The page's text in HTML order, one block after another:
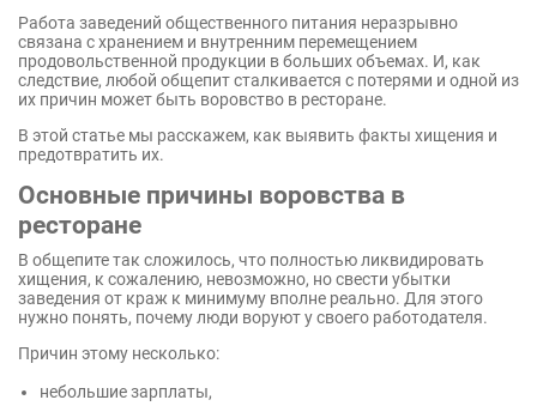
Работа заведений общественного питания неразрывно
связана с хранением и внутренним перемещением
продовольственной продукции в больших объемах. И, как
следствие, любой общепит сталкивается с потерями и одной из
их причин может быть воровство в ресторане.
В этой статье мы расскажем, как выявить факты хищения и
предотвратить их.
Основные причины воровства в
ресторане
В общепите так сложилось, что полностью ликвидировать
хищения, к сожалению, невозможно, но свести убытки
заведения от краж к минимуму вполне реально. Для этого
нужно понять, почему люди воруют у своего работодателя.
Причин этому несколько:
небольшие зарплаты,